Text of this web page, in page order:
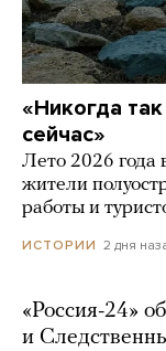
«Никогда
сейчас»
Лето 2026 года
жители
работы и
ИСТОРИИ 2 дня
«Россия-24»
и